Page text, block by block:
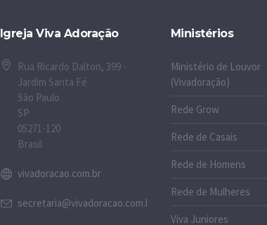
Igreja Viva Adoração
Rua Ricardo Dalton, 399 -
Jardim Santa Fé
São Paulo
SP
05271-120
Brasil
vivadoracao.com.br
secretaria@vivadoracao.com.br
Ministérios
Ministério de Louvor
(Vivadoração)
Rede Grow
Rede de Casais
Rede de Homens
Rede de Mulheres
Viva Juniores